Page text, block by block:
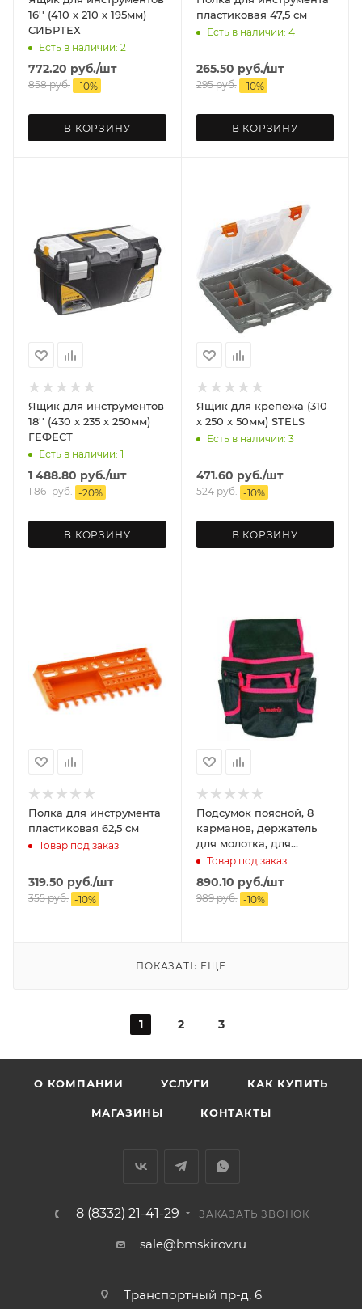
16'' (410 х 210 х 195мм)
СИБРТЕХ
Есть в наличии: 2
772.20 руб./шт
858руб. -10%
В КОРЗИНУ
пластиковая 47,5 см
Есть в наличии: 4
265.50 руб./шт
295руб. -10%
В КОРЗИНУ
Ящик для инструментов
18'' (430 х 235 х 250мм)
ГЕФЕСТ
Есть в наличии: 1
1 488.80 руб./шт
1 861руб. -20%
В КОРЗИНУ
Ящик для крепежа (310
х 250 х 50мм) STELS
Есть в наличии: 3
471.60 руб./шт
524руб. -10%
В КОРЗИНУ
Полка для инструмента
пластиковая 62,5 см
Товар под заказ
319.50 руб./шт
355руб. -10%
Подсумок поясной, 8
карманов, держатель
для молотка, для
клещей MATRIX
Товар под заказ
890.10 руб./шт
989руб. -10%
ПОКАЗАТЬ ЕЩЕ
1 2 3
О КОМПАНИИ УСЛУГИ КАК КУПИТЬ
МАГАЗИНЫ КОНТАКТЫ
8 (8332) 21-41-29 ЗАКАЗАТЬ ЗВОНОК
sale@bmskirov.ru
Транспортный пр-д, 6